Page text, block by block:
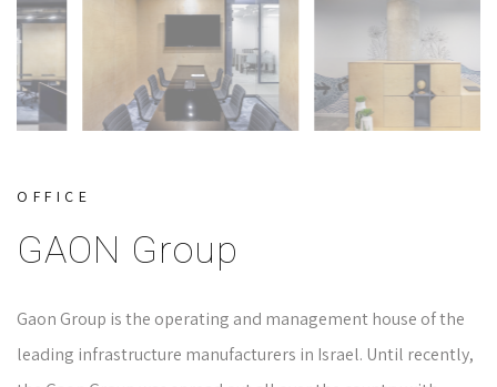
OFFICE
GAON Group
Gaon Group is the operating and management house of the
leading infrastructure manufacturers in Israel. Until recently,